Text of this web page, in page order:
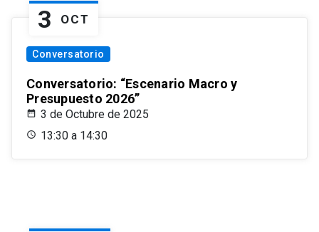
3 OCT
Conversatorio
Conversatorio: “Escenario Macro y
Presupuesto 2026”
3 de Octubre de 2025
13:30 a 14:30